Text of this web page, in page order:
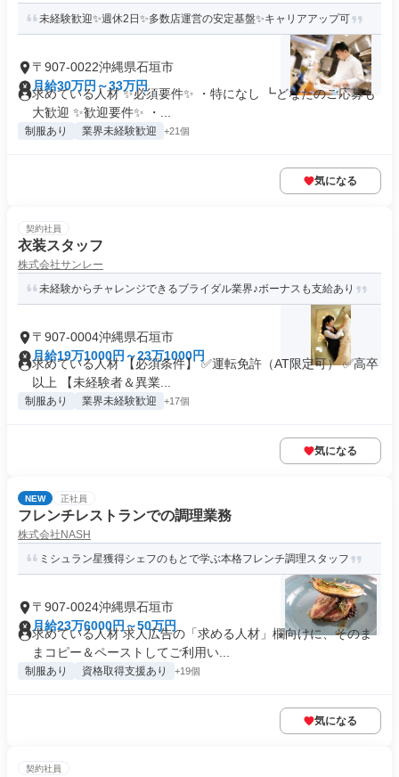
未経験歓迎✨週休2日✨多数店運営の安定基盤✨キャリアアップ可
〒907-0022沖縄県石垣市
月給30万円～33万円
求めている人材 ✨必須要件✨ ・特になし ┗どなたのご応募も
大歓迎 ✨歓迎要件✨ ・...
制服あり 業界未経験歓迎 +21個
気になる
契約社員
衣装スタッフ
株式会社サンレー
未経験からチャレンジできるブライダル業界♪ボーナスも支給あり
〒907-0004沖縄県石垣市
月給19万1000円～23万1000円
求めている人材 【必須条件】 ✅運転免許（AT限定可） ✅高卒
以上 【未経験者＆異業...
制服あり 業界未経験歓迎 +17個
気になる
NEW 正社員
フレンチレストランでの調理業務
株式会社NASH
ミシュラン星獲得シェフのもとで学ぶ本格フレンチ調理スタッフ
〒907-0024沖縄県石垣市
月給23万6000円～50万円
求めている人材 求人広告の「求める人材」欄向けに、そのま
まコピー＆ペーストしてご利用い...
制服あり 資格取得支援あり +19個
気になる
契約社員